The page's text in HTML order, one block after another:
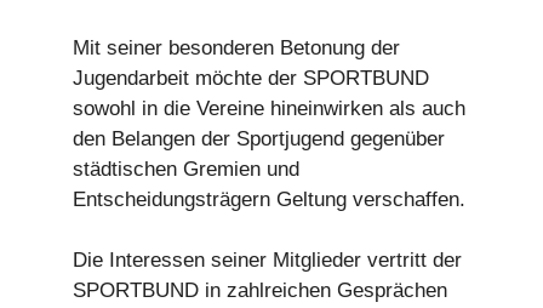
Mit seiner besonderen Betonung der
Jugendarbeit möchte der SPORTBUND
sowohl in die Vereine hineinwirken als auch
den Belangen der Sportjugend gegenüber
städtischen Gremien und
Entscheidungsträgern Geltung verschaffen.
Die Interessen seiner Mitglieder vertritt der
SPORTBUND in zahlreichen Gesprächen